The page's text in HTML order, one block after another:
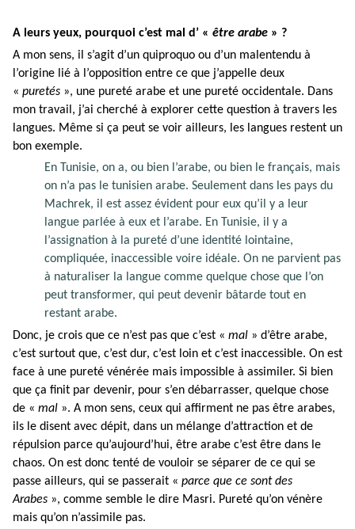
A leurs yeux, pourquoi c’est mal d’ « être arabe » ?
A mon sens, il s’agit d’un quiproquo ou d’un malentendu à
l’origine lié à l’opposition entre ce que j’appelle deux
« puretés », une pureté arabe et une pureté occidentale. Dans
mon travail, j’ai cherché à explorer cette question à travers les
langues. Même si ça peut se voir ailleurs, les langues restent un
bon exemple.
En Tunisie, on a, ou bien l’arabe, ou bien le français, mais
on n’a pas le tunisien arabe. Seulement dans les pays du
Machrek, il est assez évident pour eux qu’il y a leur
langue parlée à eux et l’arabe. En Tunisie, il y a
l’assignation à la pureté d’une identité lointaine,
compliquée, inaccessible voire idéale. On ne parvient pas
à naturaliser la langue comme quelque chose que l’on
peut transformer, qui peut devenir bâtarde tout en
restant arabe.
Donc, je crois que ce n’est pas que c’est « mal » d’être arabe,
c’est surtout que, c’est dur, c’est loin et c’est inaccessible. On est
face à une pureté vénérée mais impossible à assimiler. Si bien
que ça finit par devenir, pour s’en débarrasser, quelque chose
de « mal ». A mon sens, ceux qui affirment ne pas être arabes,
ils le disent avec dépit, dans un mélange d’attraction et de
répulsion parce qu’aujourd’hui, être arabe c’est être dans le
chaos. On est donc tenté de vouloir se séparer de ce qui se
passe ailleurs, qui se passerait « parce que ce sont des
Arabes », comme semble le dire Masri. Pureté qu’on vénère
mais qu’on n’assimile pas.